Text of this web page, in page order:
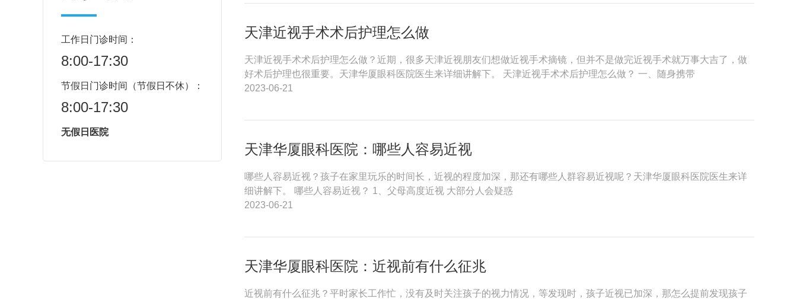
工作日门诊时间：
8:00-17:30
节假日门诊时间（节假日不休）：
8:00-17:30
无假日医院
天津近视手术术后护理怎么做
天津近视手术术后护理怎么做？近期，很多天津近视朋友们想做近视手术摘镜，但并不是做完近视手术就万事大吉了，做
好术后护理也很重要。天津华厦眼科医院医生来详细讲解下。 天津近视手术术后护理怎么做？ 一、随身携带
2023-06-21
天津华厦眼科医院：哪些人容易近视
哪些人容易近视？孩子在家里玩乐的时间长，近视的程度加深，那还有哪些人群容易近视呢？天津华厦眼科医院医生来详
细讲解下。 哪些人容易近视？ 1、父母高度近视 大部分人会疑惑
2023-06-21
天津华厦眼科医院：近视前有什么征兆
近视前有什么征兆？平时家长工作忙，没有及时关注孩子的视力情况，等发现时，孩子近视已加深，那怎么提前发现孩子